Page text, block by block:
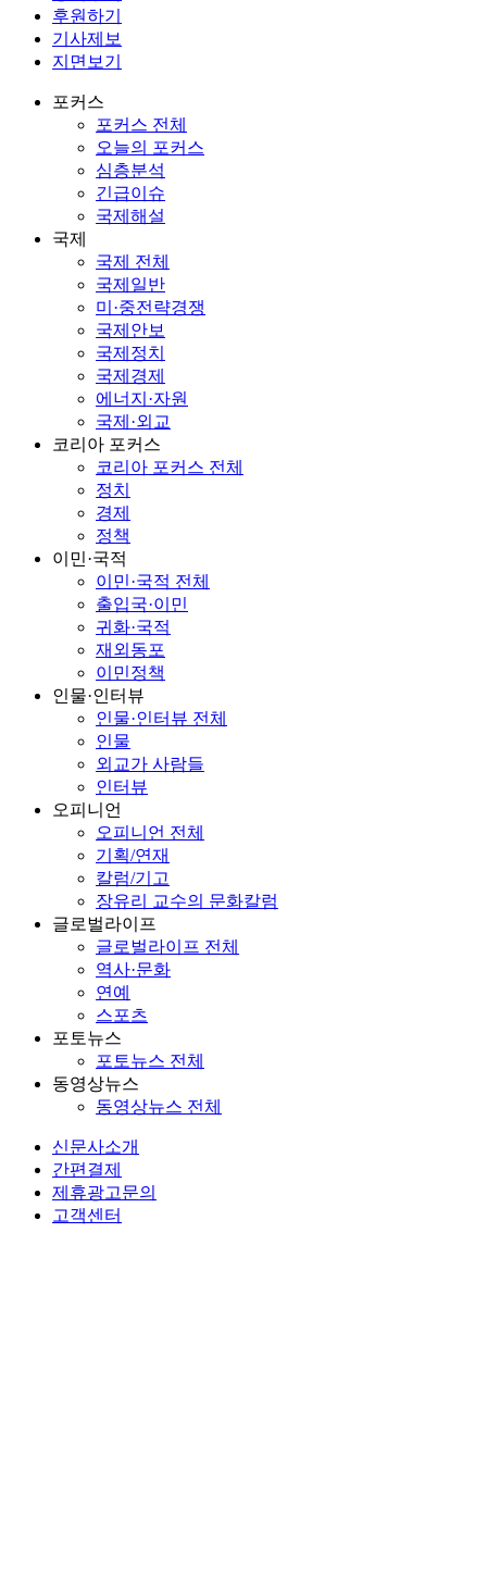
후원하기
기사제보
지면보기
포커스
포커스 전체
오늘의 포커스
심층분석
긴급이슈
국제해설
국제
국제 전체
국제일반
미·중전략경쟁
국제안보
국제정치
국제경제
에너지·자원
국제·외교
코리아 포커스
코리아 포커스 전체
정치
경제
정책
이민·국적
이민·국적 전체
출입국·이민
귀화·국적
재외동포
이민정책
인물·인터뷰
인물·인터뷰 전체
인물
외교가 사람들
인터뷰
오피니언
오피니언 전체
기획/연재
칼럼/기고
장유리 교수의 문화칼럼
글로벌라이프
글로벌라이프 전체
역사·문화
연예
스포츠
포토뉴스
포토뉴스 전체
동영상뉴스
동영상뉴스 전체
신문사소개
간편결제
제휴광고문의
고객센터